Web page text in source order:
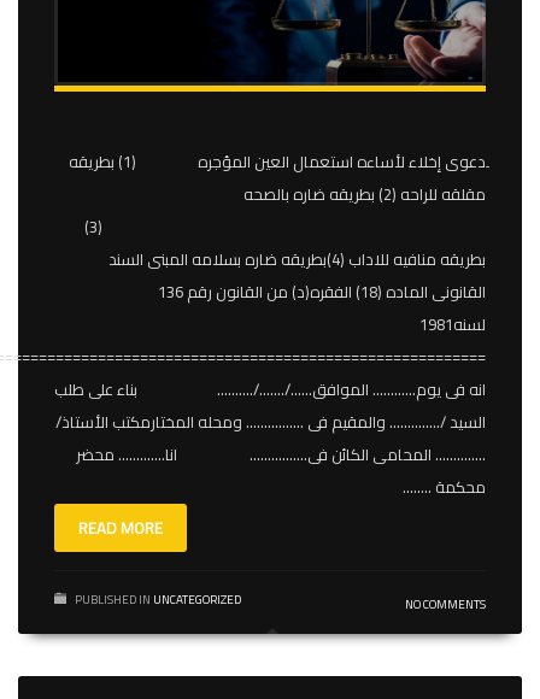
ِدعوى إخلاء لأساءه استعمال العين المؤجره (1) بطريقه
مقلقه للراحه (2) بطريقه ضاره بالصحه
(3)
بطريقه منافيه للاداب (4)بطريقه ضاره بسلامه المبنى السند
القانونى الماده (18) الفقره(د) من القانون رقم 136
انه فى يوم………… الموافق……/……./………. بناء على طلب
السيد /………….. والمقيم فى ……………. ومحله المختارمكتب الأستاذ/
………….. المحامى الكائن فى……………. انا…………. محضر
محكمة ……..
READ MORE
PUBLISHED IN UNCATEGORIZED NO COMMENTS